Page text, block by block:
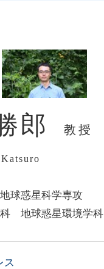
郎 教授
地球惑星科学専攻
地球惑星環境学科
ス